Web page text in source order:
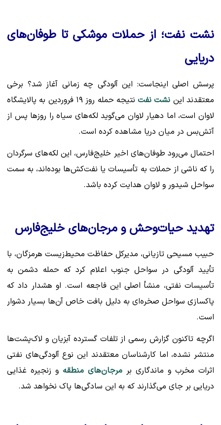
نشت نفت؛ از حملات موشکی تا طوفان‌های
دریایی
پرسش اصلی اینجاست: این آلودگی چه زمانی آغاز شد؟ برخی
معتقدند این نشت نفت
نتیجه حمله روز ۱۹ فروردین به پالایشگاه
لاوان است، اما دهیار لاوان می‌گوید لکه‌های سیاه را روزها پس از
آتش‌بس در میان دریا مشاهده کرده است.
احتمال می‌رود طوفان‌های اخیر خلیج‌فارس، این لکه‌های سرگردان
را که ناشی از حملات به تأسیسات یا نفت‌کش‌ها بوده‌اند، به سمت
سواحل شیدور و لاوان هدایت کرده باشد.
تهدید حیات‌وحش و مرجان‌های خلیج‌فارس
حبیب مسیحی تازیانی، مدیرکل حفاظت محیط‌زیست هرمزگان، با
تأیید آلودگی در سواحل جنوب اعلام کرد که حمله دشمن به
تأسیسات نفتی، منشأ اصلی این فاجعه است. او هشدار داد که
پاکسازی سواحل صخره‌ای به دلیل بافت خاص آن‌ها بسیار دشوار
است.
اگرچه تاکنون گزارش رسمی از تلفات گسترده آبزیان و لاک‌پشت‌ها
منتشر نشده، اما کارشناسان معتقدند این نوع آلودگی‌های نفتی
اثرات مخرب و ماندگاری بر مرجان‌های منطقه و زنجیره غذایی
دریایی بر جای می‌گذارند که به این سادگی‌ها پاک نخواهد شد.